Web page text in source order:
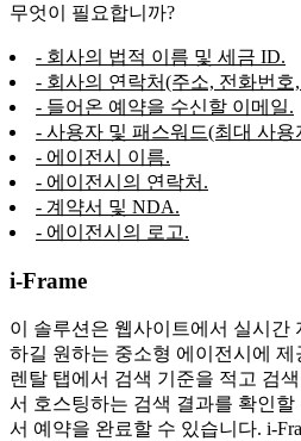
무엇이 필요합니까?
- 회사의 법적 이름 및 세금 ID.
- 회사의 연락처(주소, 전화번호
- 들어온 예약을 수신할 이메일.
- 사용자 및 패스워드(최대 사용
- 에이전시 이름.
- 에이전시의 연락처.
- 계약서 및 NDA.
- 에이전시의 로고.
i-Frame
이 솔루션은 웹사이트에서 실시간
하길 원하는 중소형 에이전시에
렌탈 탭에서 검색 기준을 적고 검
서 호스팅하는 검색 결과를 확인할
서 예약을 완료할 수 있습니다. i-